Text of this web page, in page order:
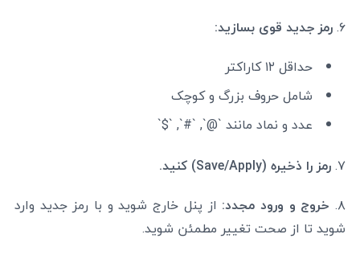
۶. رمز جدید قوی بسازید:
حداقل ۱۲ کاراکتر
شامل حروف بزرگ و کوچک
عدد و نماد مانند `@`, `#`, `$`
۷. رمز را ذخیره (Save/Apply) کنید.
۸. خروج و ورود مجدد: از پنل خارج شوید و با رمز جدید وارد
شوید تا از صحت تغییر مطمئن شوید.